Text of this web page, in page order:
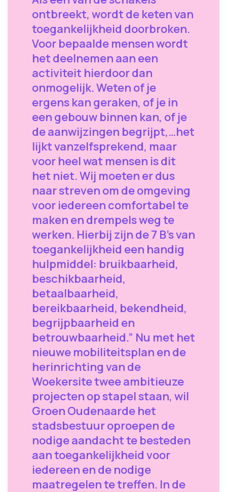
ontbreekt, wordt de keten van
toegankelijkheid doorbroken.
Voor bepaalde mensen wordt
het deelnemen aan een
activiteit hierdoor dan
onmogelijk. Weten of je
ergens kan geraken, of je in
een gebouw binnen kan, of je
de aanwijzingen begrijpt,…het
lijkt vanzelfsprekend, maar
voor heel wat mensen is dit
het niet. Wij moeten er dus
naar streven om de omgeving
voor iedereen comfortabel te
maken en drempels weg te
werken. Hierbij zijn de 7 B’s van
toegankelijkheid een handig
hulpmiddel: bruikbaarheid,
beschikbaarheid,
betaalbaarheid,
bereikbaarheid, bekendheid,
begrijpbaarheid en
betrouwbaarheid.” Nu met het
nieuwe mobiliteitsplan en de
herinrichting van de
Woekersite twee ambitieuze
projecten op stapel staan, wil
Groen Oudenaarde het
stadsbestuur oproepen de
nodige aandacht te besteden
aan toegankelijkheid voor
iedereen en de nodige
maatregelen te treffen. In de